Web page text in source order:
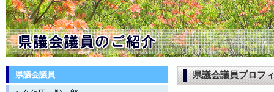
県議会議員
県議会議員プロフ